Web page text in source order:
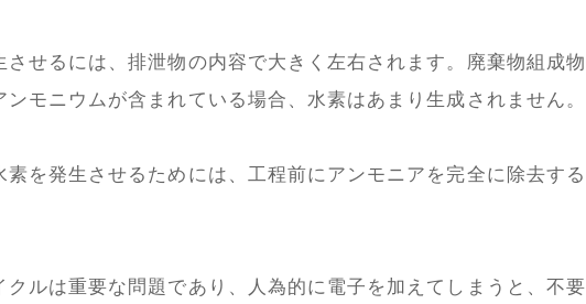
せるには、排泄物の内容で大きく左右されます。廃棄物組成物
モニウムが含まれている場合、水素はあまり生成されません。
を発生させるためには、工程前にアンモニアを完全に除去する
ルは重要な問題であり、人為的に電子を加えてしまうと、不要